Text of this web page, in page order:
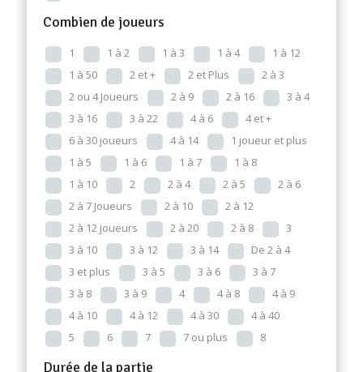
Combien de joueurs
1 1 à 2 1 à 3 1 à 4
1 à 12
1 à 50
2 et + 2 et Plus
2 à 3
2 ou 4 Joueurs
2 à 9 2 à 16
3 à 4
3 à 16
3 à 22 4 à 6
4 et +
6 à 30 joueurs
4 à 14
1 joueur et plus
1 à 5
1 à 6 1 à 7
1 à 8
1 à 10
2 2 à 4 2 à 5
2 à 6
2 à 7 Joueurs
2 à 10
2 à 12
2 à 12 joueurs
2 à 20 2 à 8
3
3 à 10
3 à 12 3 à 14
De 2 à 4
3 et plus
3 à 5 3 à 6
3 à 7
3 à 8
3 à 9 4 4 à 8
4 à 9
4 à 10
4 à 12 4 à 30
4 à 40
5
6 7 7 ou plus 8
Durée de la partie